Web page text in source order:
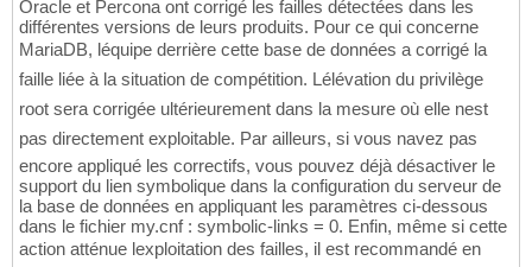
Oracle et Percona ont corrigé les failles détectées dans les
différentes versions de leurs produits. Pour ce qui concerne
MariaDB, léquipe derrière cette base de données a corrigé la
faille liée à la situation de compétition. Lélévation du privilège
root sera corrigée ultérieurement dans la mesure où elle nest
pas directement exploitable. Par ailleurs, si vous navez pas
encore appliqué les correctifs, vous pouvez déjà désactiver le
support du lien symbolique dans la configuration du serveur de
la base de données en appliquant les paramètres ci-dessous
dans le fichier my.cnf : symbolic-links = 0. Enfin, même si cette
action atténue lexploitation des failles, il est recommandé en